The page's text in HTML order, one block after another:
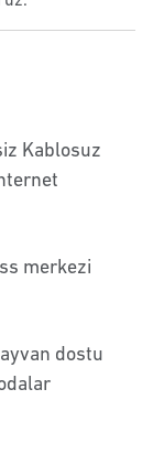
Kablosuz
merkezi
dostu